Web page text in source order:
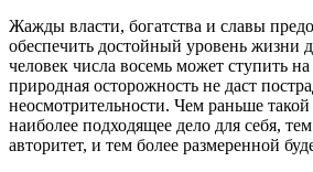
Жажды власти, богатства и славы
обеспечить достойный уровень жизни
человек числа восемь может ступить
природная осторожность не даст
неосмотрительности. Чем раньше такой
наиболее подходящее дело для себя,
авторитет, и тем более размеренной